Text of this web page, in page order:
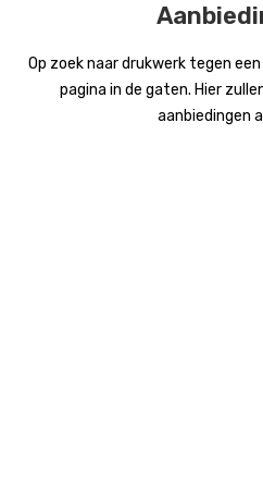
Op zoek naar drukwerk tegen
pagina in de gaten. Hier
aanbiedingen